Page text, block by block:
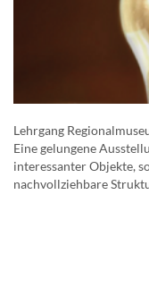
Lehrgang
Eine gelungene
interessanter Objekte,
nachvollziehbare